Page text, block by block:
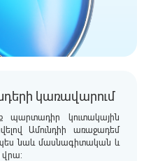
կառավարում
պարտադիր կուտակային
Ամունդիի առաջադեմ
նաև մասնագիտական և
վրա: